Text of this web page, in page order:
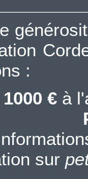
:
1000 € à
sur